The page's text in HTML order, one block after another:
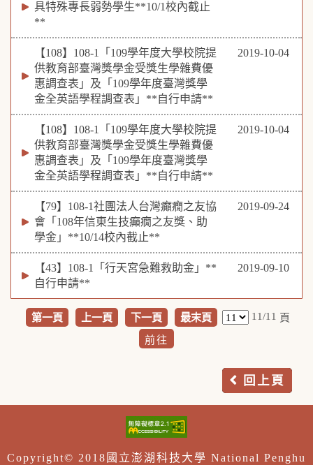
具特殊專長弱勢學生**10/1校內截止
**
【108】108-1「109學年度大學校院提
供教育部臺灣獎學金受獎生學雜費優
惠調查表」及「109學年度臺灣獎學
金全英語學程調查表」**自行申請**
2019-10-04
【108】108-1「109學年度大學校院提
供教育部臺灣獎學金受獎生學雜費優
惠調查表」及「109學年度臺灣獎學
金全英語學程調查表」**自行申請**
2019-10-04
【79】108-1社團法人台灣癲癇之友協
會「108年信東生技癲癇之友獎、助
學金」**10/14校內截止**
2019-09-24
【43】108-1「行天宮急難救助金」**
自行申請**
2019-09-10
第一頁 上一頁 下一頁 最末頁 11/11 頁
回上頁
Copyright© 2018國立澎湖科技大學 National Penghu